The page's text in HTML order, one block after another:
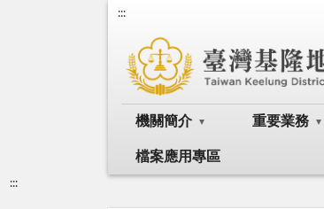
:::
機關簡介 重要業務
檔案應用專區
:::